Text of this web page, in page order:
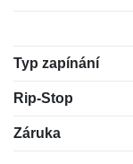
Typ zapínání
Rip-Stop
Záruka